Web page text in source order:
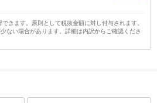
きます。原則として税抜金額に対し付与されます。
ない場合があります。詳細は内訳からご確認くださ